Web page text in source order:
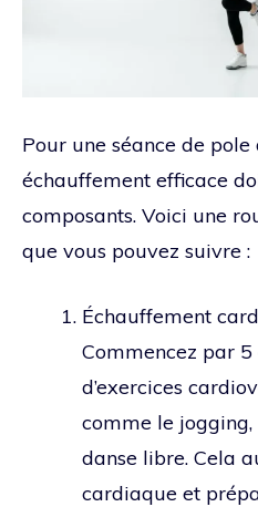
Pour une séance de pole
échauffement efficace
composants. Voici une
que vous pouvez suivre :
Échauffement
Commencez par
d’exercices
comme le
danse libre. Cela
cardiaque et